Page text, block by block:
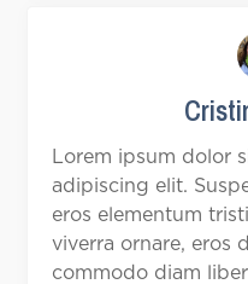
Lorem ipsum dolor
adipiscing elit.
eros elementum
viverra ornare, eros
commodo diam